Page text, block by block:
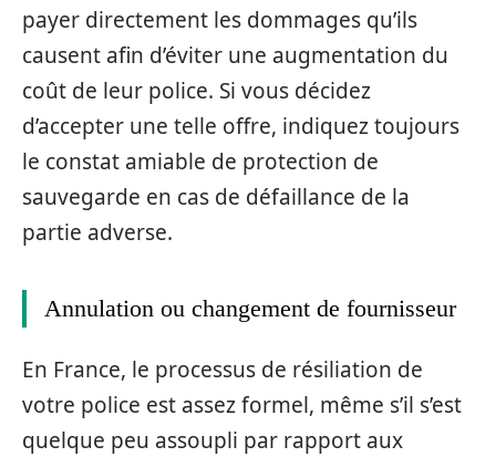
payer directement les dommages qu’ils
causent afin d’éviter une augmentation du
coût de leur police. Si vous décidez
d’accepter une telle offre, indiquez toujours
le constat amiable de protection de
sauvegarde en cas de défaillance de la
partie adverse.
Annulation ou changement de fournisseur
En France, le processus de résiliation de
votre police est assez formel, même s’il s’est
quelque peu assoupli par rapport aux